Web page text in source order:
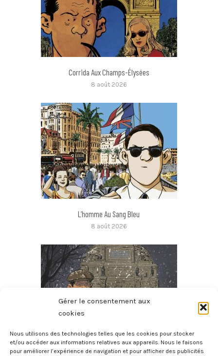
Gérer le consentement aux
cookies
Nous utilisons des technologies telles que les cookies pour stocker
et/ou accéder aux informations relatives aux appareils. Nous le faisons
pour améliorer l’expérience de navigation et pour afficher des publicités
Corrida Aux Champs-Élysées
8 août 2026
L’homme Au Sang Bleu
8 août 2026